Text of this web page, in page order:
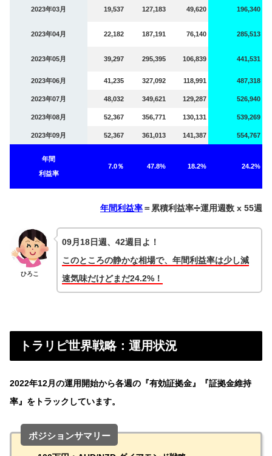
2023年03月 19,537 127,183 49,620 196,340
2023年04月 22,182 187,191 76,140 285,513
2023年05月 39,297 295,395 106,839 441,531
2023年06月 41,235 327,092 118,991 487,318
2023年07月 48,032 349,621 129,287 526,940
2023年08月 52,367 356,771 130,131 539,269
2023年09月 52,367 361,013 141,387 554,767
年間
利益率
7.0％ 47.8% 18.2% 24.2%
年間利益率＝累積利益率➗運用週数 x 55週
ひろこ
09月18日週、42週目よ！
このところの静かな相場で、年間利益率は少し減
速気味だけどまだ24.2%！
トラリピ世界戦略：運用状況
2022年12月の運用開始から各週の『有効証拠金』『証拠金維持
率』をトラックしています。
ポジションサマリー